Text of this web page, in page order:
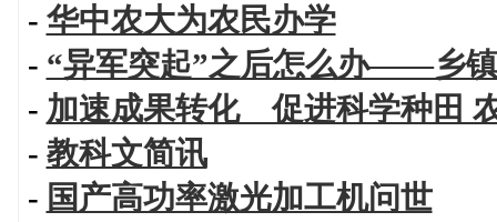
- 华中农大为农民办学
- “异军突起”之后怎么办——乡
- 加速成果转化 促进科学种田
- 教科文简讯
- 国产高功率激光加工机问世